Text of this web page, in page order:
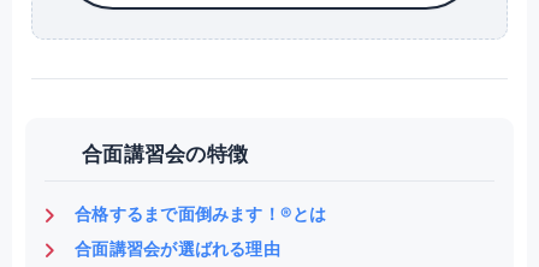
合面講習会の特徴
合格するまで面倒みます！®とは
合面講習会が選ばれる理由